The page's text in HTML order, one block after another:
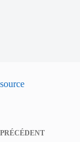
source
PRÉCÉDENT